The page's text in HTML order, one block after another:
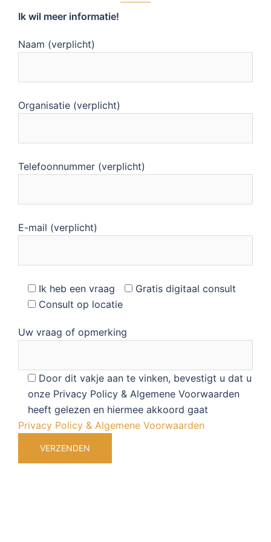
Ik wil meer informatie!
Naam (verplicht)
Organisatie (verplicht)
Telefoonnummer (verplicht)
E-mail (verplicht)
Ik heb een vraag
Gratis digitaal consult
Consult op locatie
Uw vraag of opmerking
Door dit vakje aan te vinken, bevestigt u dat u
onze Privacy Policy & Algemene Voorwaarden
heeft gelezen en hiermee akkoord gaat
Privacy Policy & Algemene Voorwaarden